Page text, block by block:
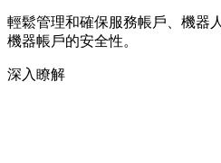
輕鬆管理和確保服務帳戶、機器
機器帳戶的安全性。
深入瞭解